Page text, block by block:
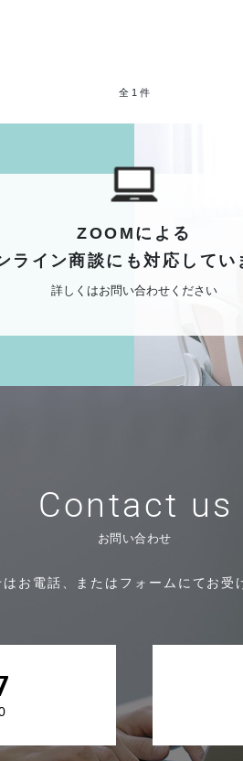
全 1 件
ZOOMによる
ライン商談にも対応してい
詳しくはお問い合わせください
Contact us
お問い合わせ
お電話、または フォームにてお受